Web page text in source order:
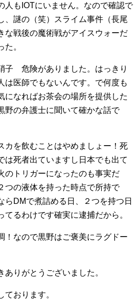
人もIOTにいません。なので確認で
、謎の（笑）スライム事件（長尾
な戦後の魔術戦がアイスウォーだ
。
子 危険がありました。はっきり
は医師でもないんです。で何度も
になればお茶会の場所を提供した
野の弁護士に聞いて確かな話で
カを飲むことはやめましょー！死
は死者出ていますし日本でも出て
のトリガーになったのも事実だ
つの液体を持った時点で所持で
らDMで煮詰める日、２つを持つ日
てるわけです確実に逮捕だから。
！なので黒野はご褒美にラグドー
りがとうございました。
ております。